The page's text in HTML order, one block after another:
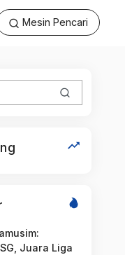
Mesin Pencari
Juara Liga